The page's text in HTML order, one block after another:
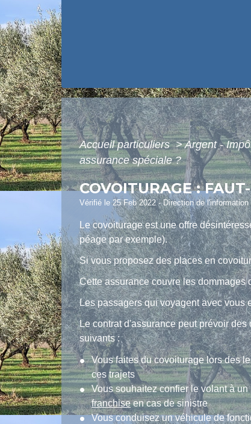
Accueil particuliers> Argent -
assurance spéciale ?
COVOITURAGE :
Vérifié le 25 Feb 2022 - Direction de
Le covoiturage est une offre
péage par exemple).
Si vous proposez des places en
Cette assurance couvre les dommages
Les passagers qui voyagent avec vous
Le contrat d'assurance peut prévoir
suivants :
Vous faites du covoiturage lors des
ces trajets
Vous souhaitez confier le volant à
franchiseen cas de sinistre
Vous conduisez un véhicule de